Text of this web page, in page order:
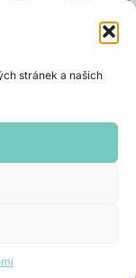
stránek a našich